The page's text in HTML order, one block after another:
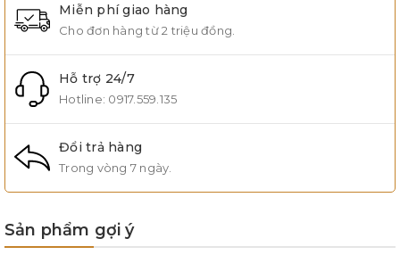
Miễn phí giao hàng
Cho đơn hàng từ 2 triệu đồng.
Hỗ trợ 24/7
Hotline: 0917.559.135
Đổi trả hàng
Trong vòng 7 ngày.
Sản phẩm gợi ý